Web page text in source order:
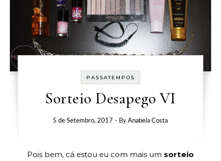
PASSATEMPOS
Sorteio Desapego VI
5 de Setembro, 2017 - ByAnabela Costa
Pois bem, cá estou eu com mais um sorteio